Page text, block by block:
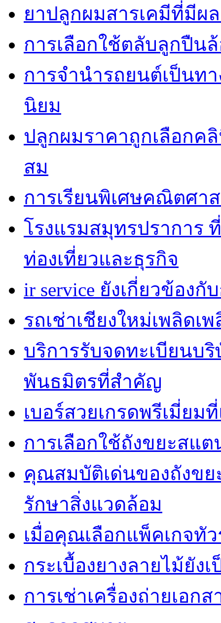
ยาปลูกผมสารเคมีที่มีผ
การเลือกใช้ตลับลูกปืน
การจำนำรถยนต์เป็นท
นิยม
ปลูกผมราคาถูกเลือกค
สม
การเรียนพิเศษคณิตศ
โรงแรมสมุทรปราการ
ท่องเที่ยวและธุรกิจ
ir service ยังเกี่ยวข้อง
รถเช่าเชียงใหม่เพลิดเ
บริการรับจดทะเบียนบ
พันธมิตรที่สำคัญ
เบอร์สวยเกรดพรีเมี่ยม
การเลือกใช้ถังขยะสแต
คุณสมบัติเด่นของถังขย
รักษาสิ่งแวดล้อม
เมื่อคุณเลือกแพ็คเกจทัว
กระเบื้องยางลายไม้ยัง
การเช่าเครื่องถ่ายเอก